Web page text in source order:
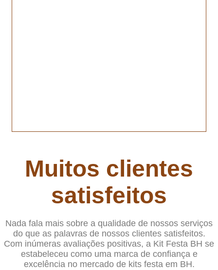
Muitos clientes
satisfeitos
Nada fala mais sobre a qualidade de nossos serviços
do que as palavras de nossos clientes satisfeitos.
Com inúmeras avaliações positivas, a Kit Festa BH se
estabeleceu como uma marca de confiança e
excelência no mercado de kits festa em BH.